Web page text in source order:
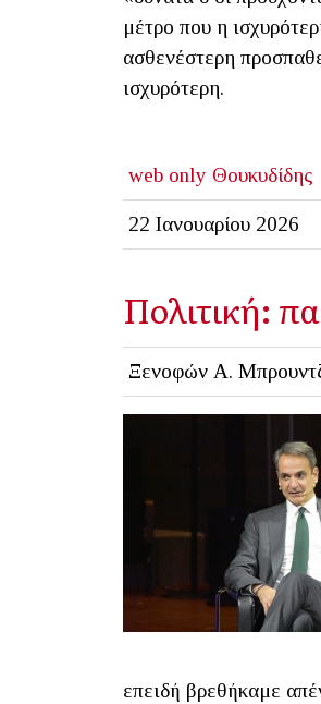
μέτρο που η
ασθενέστερη
ισχυρότερη.
web only Θουκυδίδης
22 Ιανουαρίου 2026
Πολιτική:
Ξενοφών Α.
επειδή βρεθήκαμε